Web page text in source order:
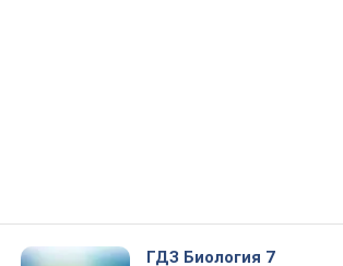
ГДЗ Биология 7